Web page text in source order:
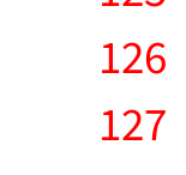
126
127